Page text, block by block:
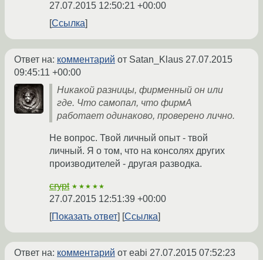
27.07.2015 12:50:21 +00:00
Ссылка
Ответ на: комментарий от Satan_Klaus 27.07.2015
09:45:11 +00:00
Никакой разницы, фирменный он или
где. Что самопал, что фирмА
работает одинаково, проверено лично.
Не вопрос. Твой личный опыт - твой
личный. Я о том, что на консолях других
производителей - другая разводка.
crypt ★★★★★
27.07.2015 12:51:39 +00:00
Показать ответ
Ссылка
Ответ на: комментарий от eabi 27.07.2015 07:52:23